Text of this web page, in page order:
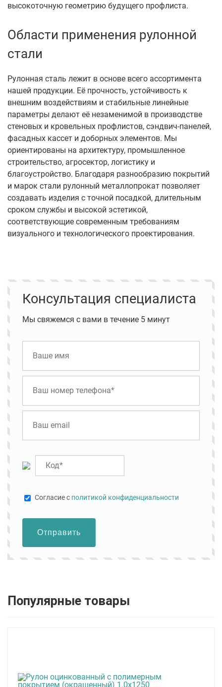
высокоточную геометрию будущего профлиста.
Области применения рулонной
стали
Рулонная сталь лежит в основе всего ассортимента
нашей продукции. Её прочность, устойчивость к
внешним воздействиям и стабильные линейные
параметры делают её незаменимой в производстве
стеновых и кровельных профлистов, сэндвич-панелей,
фасадных кассет и доборных элементов. Мы
ориентированы на архитектуру, промышленное
строительство, агросектор, логистику и
благоустройство. Благодаря разнообразию покрытий
и марок стали рулонный металлопрокат позволяет
создавать изделия с точной посадкой, длительным
сроком службы и высокой эстетикой,
соответствующие современным требованиям
визуального и технологического проектирования.
Консультация специалиста
Мы свяжемся с вами в течение 5 минут
Cогласие с политикой конфиденциальности
Отправить
Популярные товары